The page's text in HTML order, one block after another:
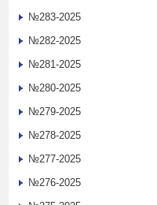
№283-2025
№282-2025
№281-2025
№280-2025
№279-2025
№278-2025
№277-2025
№276-2025